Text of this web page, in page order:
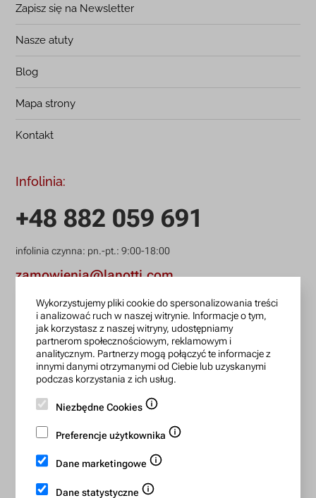
Zapisz się na Newsletter
Nasze atuty
Blog
Mapa strony
Kontakt
Infolinia:
+48 882 059 691
infolinia czynna: pn.-pt.: 9:00-18:00
zamowienia@lanotti.com
Pisząc w sprawie swojego zamówienia podaj w tytule
wiadomości numer, który otrzymałeś w potwierdzeniu.
Konto bankowe:
BIC/SWIFT: BREXPLPWMBK
Bezpieczne płatności:
Wykorzystujemy pliki cookie do spersonalizowania treści
i analizować ruch w naszej witrynie. Informacje o tym,
jak korzystasz z naszej witryny, udostępniamy
partnerom społecznościowym, reklamowym i
analitycznym. Partnerzy mogą połączyć te informacje z
innymi danymi otrzymanymi od Ciebie lub uzyskanymi
podczas korzystania z ich usług.
Niezbędne Cookies
Preferencje użytkownika
Dane marketingowe
Dane statystyczne